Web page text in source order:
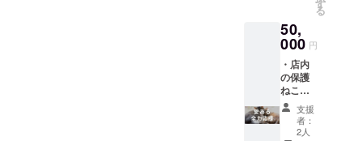
返金は
出来か
ねます
のでご
理解く
ださい
ませ。
を想定
してお
りま
す。 ※
設置位
置につ
きまし
ては、
工事次
は貸切
りにな
るた
め、5名
分チ
ケット
を消費
した形
になり
※10名様
分まで
の2時間
貸切り
チケッ
トとな
ります
が、分
散して
す
る
50,
000 円
・店内
の保護
ねこた
ちの写
真付き
お礼
支援
者：
2人